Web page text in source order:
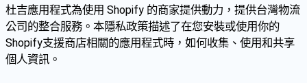
杜吉應用程式為使用 Shopify 的商家提供動力，提供台灣物流
公司的整合服務。本隱私政策描述了在您安裝或使用你的
Shopify支援商店相關的應用程式時，如何收集、使用和共享
個人資訊。